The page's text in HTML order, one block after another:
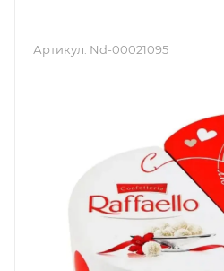
Артикул: Nd-00021095